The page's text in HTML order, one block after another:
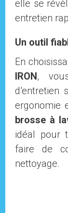
elle se
entretien
Un outil
En
IRON,
d’entretien
ergonomie
brosse à
idéal pour
faire de
nettoyage.